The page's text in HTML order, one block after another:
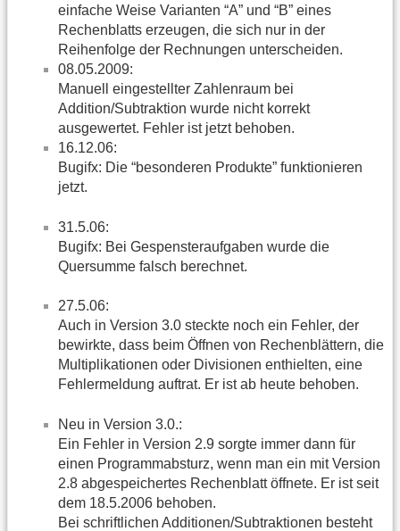
einfache Weise Varianten “A” und “B” eines
Rechenblatts erzeugen, die sich nur in der
Reihenfolge der Rechnungen unterscheiden.
08.05.2009:
Manuell eingestellter Zahlenraum bei
Addition/Subtraktion wurde nicht korrekt
ausgewertet. Fehler ist jetzt behoben.
16.12.06:
Bugifx: Die “besonderen Produkte” funktionieren
jetzt.
31.5.06:
Bugifx: Bei Gespensteraufgaben wurde die
Quersumme falsch berechnet.
27.5.06:
Auch in Version 3.0 steckte noch ein Fehler, der
bewirkte, dass beim Öffnen von Rechenblättern, die
Multiplikationen oder Divisionen enthielten, eine
Fehlermeldung auftrat. Er ist ab heute behoben.
Neu in Version 3.0.:
Ein Fehler in Version 2.9 sorgte immer dann für
einen Programmabsturz, wenn man ein mit Version
2.8 abgespeichertes Rechenblatt öffnete. Er ist seit
dem 18.5.2006 behoben.
Bei schriftlichen Additionen/Subtraktionen besteht